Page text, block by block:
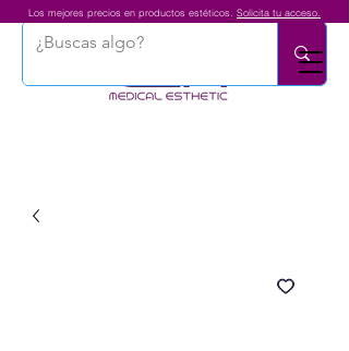
Los mejores precios en productos estéticos. Solicita tu acceso.